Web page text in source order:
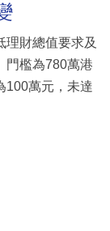
理財總值要求及
門檻為780萬港
100萬元，未達